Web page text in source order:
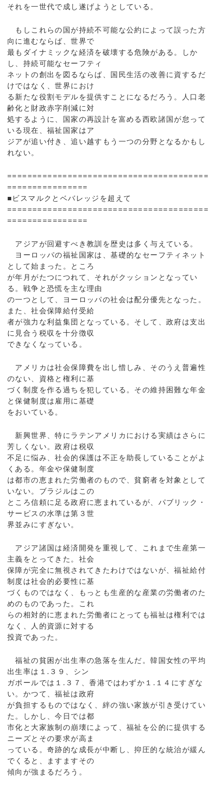
それを一世代で成し遂げようとしている。
もしこれらの国が持続不可能な公約によって誤った方
向に進むならば、世界で
最もダイナミックな経済を破壊する危険がある。しか
し、持続可能なセーフティ
ネットの創出を図るならば、国民生活の改善に資するだ
けではなく、世界におけ
る新たな役割モデルを提供すことになるだろう。人口老
齢化と財政赤字削減に対
処するように、国家の再設計を富める西欧諸国が怠って
いる現在、福祉国家はア
ジアが追い付き、追い越すもう一つの分野となるかもし
れない。
========================================
================
■ビスマルクとベバレッジを超えて
========================================
================
アジアが回避すべき教訓を歴史は多く与えている。
ヨーロッパの福祉国家は、基礎的なセーフティネット
として始まった。ところ
が年月がたつにつれて、それがクッションとなってい
る。戦争と恐慌を主な理由
の一つとして、ヨーロッパの社会は配分優先となった。
また、社会保障給付受給
者が強力な利益集団となっている。そして、政府は支出
に見合う税収を十分徴収
できなくなっている。
アメリカは社会保障費を出し惜しみ、そのうえ普遍性
のない、資格と権利に基
づく制度を作る過ちを犯している。その維持困難な年金
と保健制度は雇用に基礎
をおいている。
新興世界、特にラテンアメリカにおける実績はさらに
芳しくない。政府は税収
不足に悩み、社会的保護は不正を助長していることがよ
くある。年金や保健制度
は都市の恵まれた労働者のもので、貧窮者を対象として
いない。ブラジルはこの
ところ信頼に足る政府に恵まれているが、パブリック・
サービスの水準は第３世
界並みにすぎない。
アジア諸国は経済開発を重視して、これまで生産第一
主義をとってきた。社会
保障が完全に無視されてきたわけではないが、福祉給付
制度は社会的必要性に基
づくものではなく、もっとも生産的な産業の労働者のた
めのものであった。これ
らの相対的に恵まれた労働者にとっても福祉は権利では
なく、人的資源に対する
投資であった。
福祉の貧困が出生率の急落を生んだ。韓国女性の平均
出生率は１.３９、シン
ガポールでは１.３７、香港ではわずか１.１４にすぎな
い。かつて、福祉は政府
が負担するものではなく、絆の強い家族が引き受けてい
た。しかし、今日では都
市化と大家族制の崩壊によって、福祉を公的に提供する
ニーズとその要求が高ま
っている。奇跡的な成長が中断し、抑圧的な統治が緩ん
でくると、ますますその
傾向が強まるだろう。